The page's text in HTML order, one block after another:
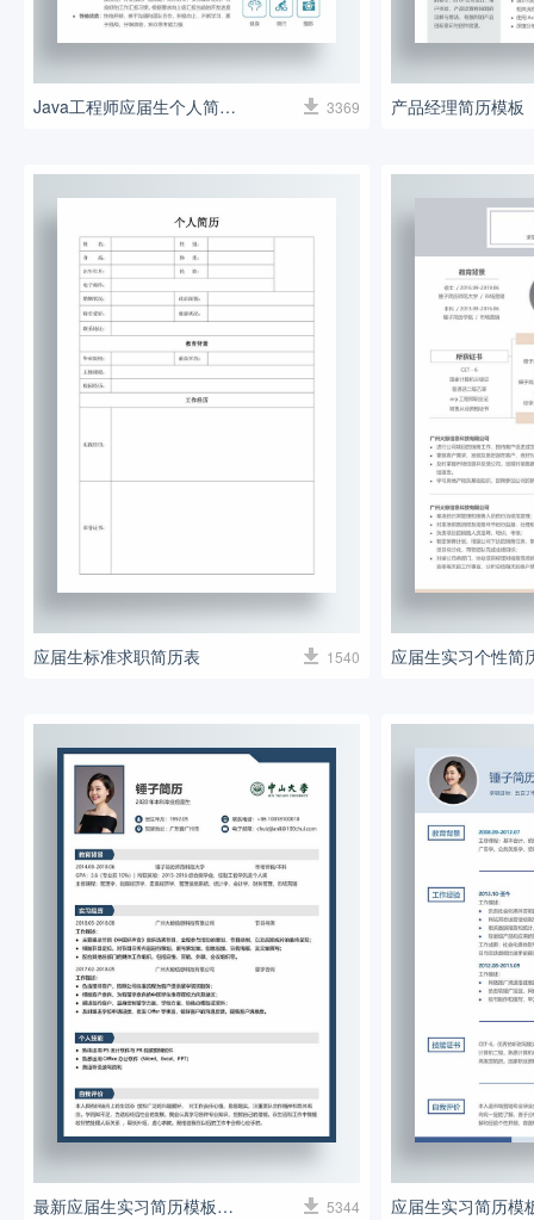
Java工程师应届生个人简历模板 3369
应届生标准求职简历表 1540 应届生实习个性简
最新应届生实习简历模板（带校徽） 5344 应届生实习简历模